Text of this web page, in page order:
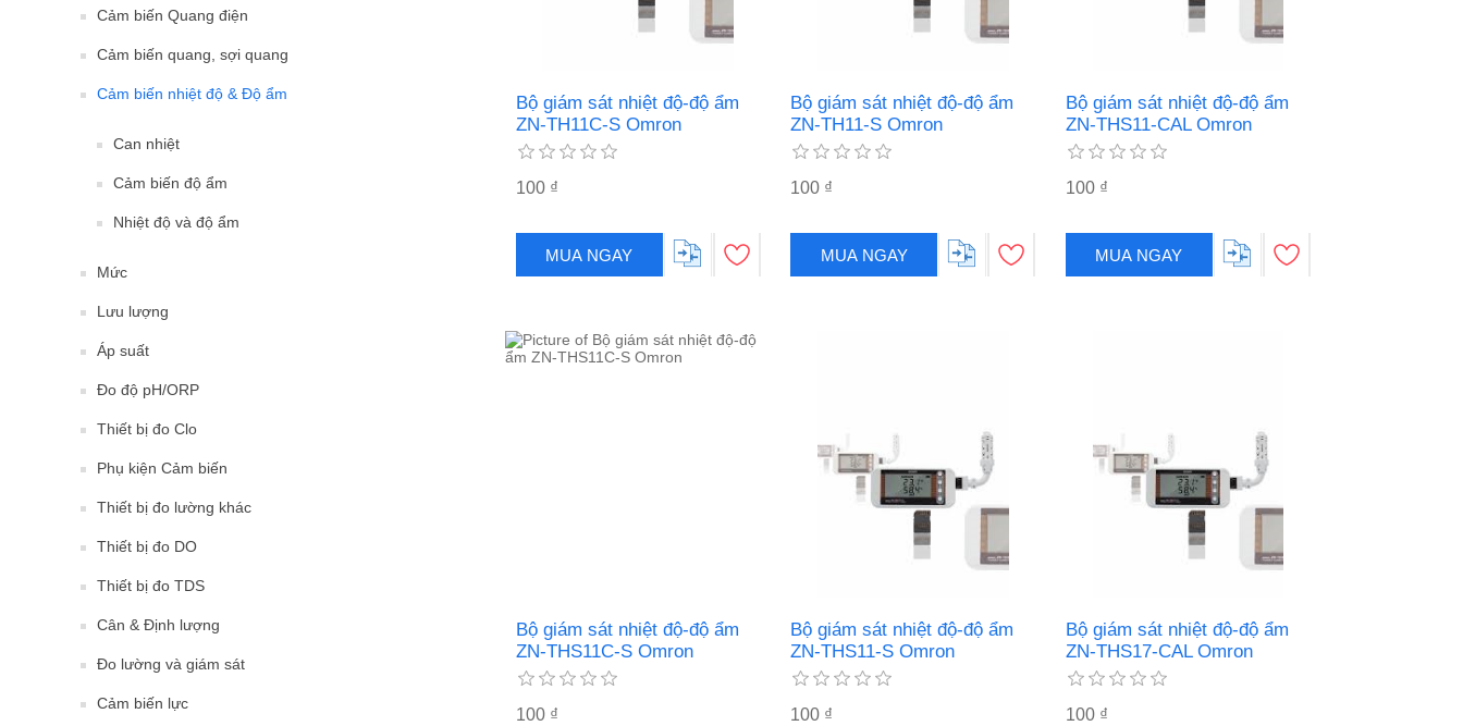
Cảm biến Quang điện
Cảm biến quang, sợi quang
Cảm biến nhiệt độ & Độ ẩm
Can nhiệt
Cảm biến độ ẩm
Nhiệt độ và độ ẩm
Mức
Lưu lượng
Áp suất
Đo độ pH/ORP
Thiết bị đo Clo
Phụ kiện Cảm biến
Thiết bị đo lường khác
Thiết bị đo DO
Thiết bị đo TDS
Cân & Định lượng
Đo lường và giám sát
Cảm biến lực
Bộ giám sát nhiệt độ-độ ẩm
ZN-TH11C-S Omron
100 ₫
MUA NGAY
Bộ giám sát nhiệt độ-độ ẩm
ZN-TH11-S Omron
100 ₫
MUA NGAY
Bộ giám sát nhiệt độ-độ ẩm
ZN-THS11-CAL Omron
100 ₫
MUA NGAY
Bộ giám sát nhiệt độ-độ ẩm
ZN-THS11C-S Omron
100 ₫
Bộ giám sát nhiệt độ-độ ẩm
ZN-THS11-S Omron
100 ₫
Bộ giám sát nhiệt độ-độ ẩm
ZN-THS17-CAL Omron
100 ₫